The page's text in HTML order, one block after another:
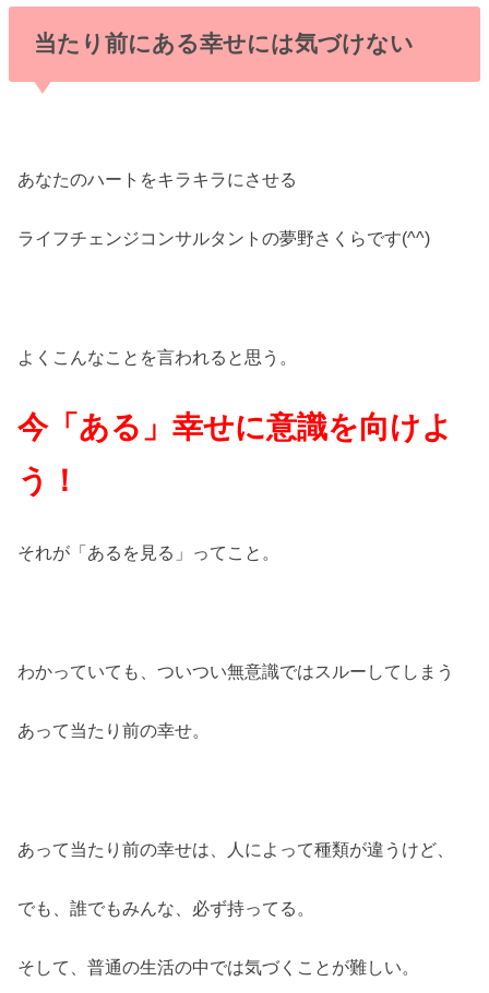
当たり前にある幸せには気づけない
あなたのハートをキラキラにさせる
ライフチェンジコンサルタントの夢野さくらです(^^)
よくこんなことを言われると思う。
今「ある」幸せに意識を向けよ
う！
それが「あるを見る」ってこと。
わかっていても、ついつい無意識ではスルーしてしまう
あって当たり前の幸せ。
あって当たり前の幸せは、人によって種類が違うけど、
でも、誰でもみんな、必ず持ってる。
そして、普通の生活の中では気づくことが難しい。